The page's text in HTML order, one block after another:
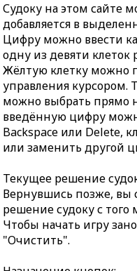
Судоку на этом сайте
добавляется в
Цифру можно ввести
одну из девяти
Жёлтую клетку можно
управления курсором.
можно выбрать прямо
введённую цифру
Backspace или Delete,
или заменить другой
Текущее решение
Вернувшись позже, вы
решение судоку с того
Чтобы начать игру
"Очистить".